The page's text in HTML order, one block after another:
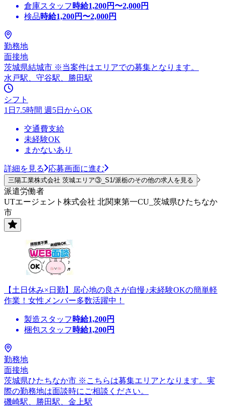
倉庫スタッフ 時給1,200円〜2,000円
検品時給1,200円〜2,000円
勤務地
面接地
茨城県結城市 ※当案件はエリアでの募集となります。
水戸駅、守谷駅、勝田駅
シフト
1日7.5時間 週5日からOK
交通費支給
未経験OK
まかないあり
詳細を見る 応募画面に進む
三陽工業株式会社 茨城エリア③_S1/派栃のその他の求人を見る
派遣労働者
UTエージェント株式会社 北関東第一CU_茨城県ひたちなか
市
【土日休み×日勤】居心地の良さが自慢♪未経験OKの簡単軽
作業！女性メンバー多数活躍中！
製造スタッフ 時給1,200円
梱包スタッフ 時給1,200円
勤務地
面接地
茨城県ひたちなか市 ※こちらは募集エリアとなります。実
際の勤務地は面談時にご相談ください。
磯崎駅、勝田駅、金上駅